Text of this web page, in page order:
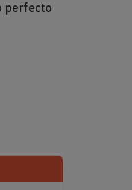
perfecto